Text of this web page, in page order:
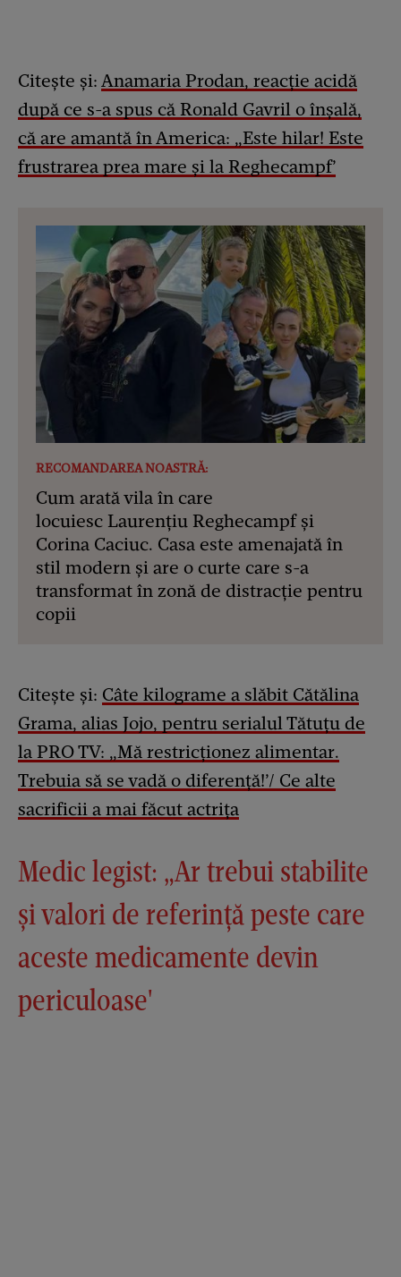
Citește și: Anamaria Prodan, reacție acidă
după ce s-a spus că Ronald Gavril o înșală,
că are amantă în America: „Este hilar! Este
frustrarea prea mare și la Reghecampf’
RECOMANDAREA NOASTRĂ:
Cum arată vila în care
locuiesc Laurențiu Reghecampf și
Corina Caciuc. Casa este amenajată în
stil modern și are o curte care s-a
transformat în zonă de distracție pentru
copii
Citește și: Câte kilograme a slăbit Cătălina
Grama, alias Jojo, pentru serialul Tătuțu de
la PRO TV: „Mă restricționez alimentar.
Trebuia să se vadă o diferență!’/ Ce alte
sacrificii a mai făcut actrița
Medic legist: „Ar trebui stabilite
și valori de referință peste care
aceste medicamente devin
periculoase'